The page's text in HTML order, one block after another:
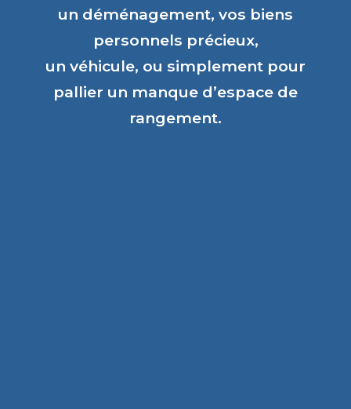
un déménagement, vos biens
personnels précieux,
un véhicule, ou simplement pour
pallier un manque d’espace de
rangement.